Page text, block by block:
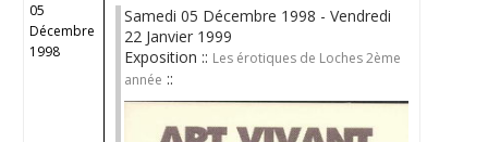
05
Décembre
1998
Samedi 05 Décembre 1998 - Vendredi
22 Janvier 1999
Exposition :: Les érotiques de Loches 2ème
année ::